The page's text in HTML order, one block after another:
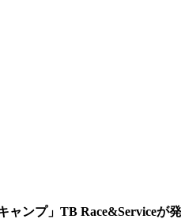
ャンプ」TB Race&Serviceが